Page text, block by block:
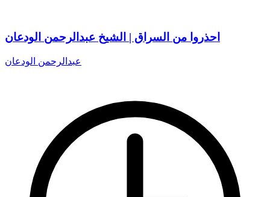
احذروا من السراق | الشيخ عبدالرحمن الودعان
عبدالرحمن الودعان